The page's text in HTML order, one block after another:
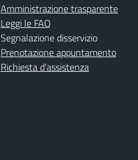
Amministrazione trasparente
Leggi le FAQ
Segnalazione disservizio
Prenotazione appuntamento
Richiesta d'assistenza